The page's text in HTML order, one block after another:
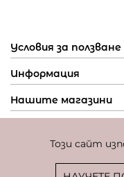
Този сайт
Условия за ползване
Информация
Нашите магазини
Фиксиран курс